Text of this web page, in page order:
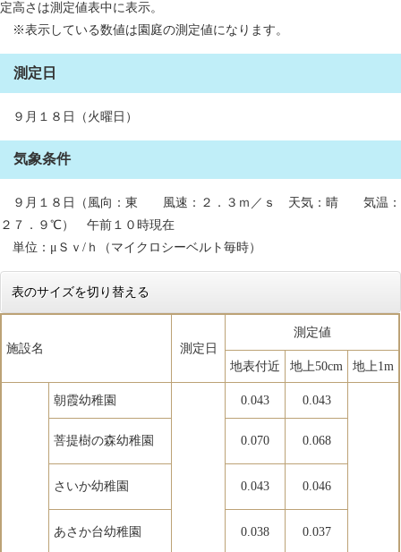
定高さは測定値表中に表示。
※表示している数値は園庭の測定値になります。
測定日
９月１８日（火曜日）
気象条件
９月１８日（風向：東 風速：２．３ｍ／ｓ 天気：晴 気温：
２７．９℃） 午前１０時現在
単位：μＳｖ/ｈ（マイクロシーベルト毎時）
表のサイズを切り替える
施設名 測定日
測定値
地表付近 地上50cm 地上1m
朝霞幼稚園 0.043 0.043
菩提樹の森幼稚園 0.070 0.068
さいか幼稚園 0.043 0.046
あさか台幼稚園 0.038 0.037